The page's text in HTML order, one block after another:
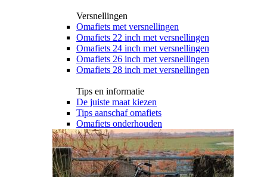
Versnellingen
Omafiets met versnellingen
Omafiets 22 inch met versnellingen
Omafiets 24 inch met versnellingen
Omafiets 26 inch met versnellingen
Omafiets 28 inch met versnellingen
Tips en informatie
De juiste maat kiezen
Tips aanschaf omafiets
Omafiets onderhouden